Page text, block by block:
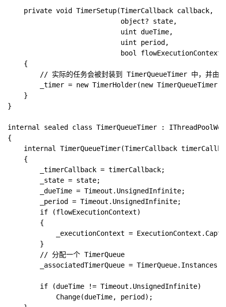
    private void TimerSetup(TimerCallback callback,
                            object? state,
                            uint dueTime,
                            uint period,
bool flowExecutionContext
    {
// 实际的任务会被封装到 TimerQueueTimer 中，并由
_timer = new TimerHolder(new
    }
}
internal sealed class TimerQueueTimer :
{
internal TimerQueueTimer(TimerCallback
    {
        _timerCallback = timerCallback;
        _state = state;
        _dueTime = Timeout.UnsignedInfinite;
        _period = Timeout.UnsignedInfinite;
        if (flowExecutionContext)
        {
_executionContext =
        }
        // 分配一个 TimerQueue
_associatedTimerQueue =
        if (dueTime != Timeout.UnsignedInfinite)
            Change(dueTime, period);